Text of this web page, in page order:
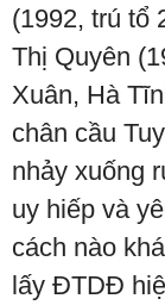
(1992, trú tổ
Thị Quyên
Xuân, Hà
chân cầu
nhảy xuống
uy hiếp và
cách nào
lấy ĐTDĐ